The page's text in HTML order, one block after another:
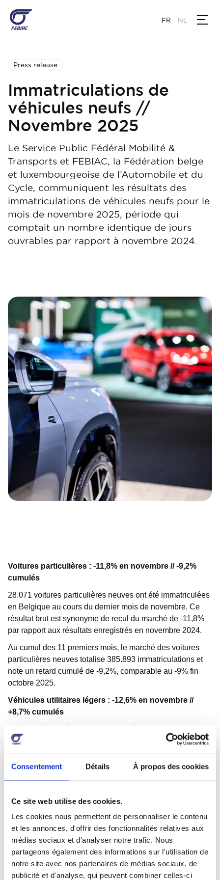
Consentement Détails À propos des cookies
Ce site web utilise des cookies.
Les cookies nous permettent de personnaliser le contenu
et les annonces, d'offrir des fonctionnalités relatives aux
médias sociaux et d'analyser notre trafic. Nous
partageons également des informations sur l'utilisation de
notre site avec nos partenaires de médias sociaux, de
publicité et d'analyse, qui peuvent combiner celles-ci
contenu
principal
FR NL
Press release
Immatriculations de
véhicules neufs //
Novembre 2025
Le Service Public Fédéral Mobilité &
Transports et FEBIAC, la Fédération belge
et luxembourgeoise de l’Automobile et du
Cycle, communiquent les résultats des
immatriculations de véhicules neufs pour le
mois de novembre 2025, période qui
comptait un nombre identique de jours
ouvrables par rapport à novembre 2024.
Voitures particulières : -11,8% en novembre // -9,2%
cumulés
28.071 voitures particulières neuves ont été immatriculées
en Belgique au cours du dernier mois de novembre. Ce
résultat brut est synonyme de recul du marché de -11,8%
par rapport aux résultats enregistrés en novembre 2024.
Au cumul des 11 premiers mois, le marché des voitures
particulières neuves totalise 385.893 immatriculations et
note un retard cumulé de -9,2%, comparable au -9% fin
octobre 2025.
Véhicules utilitaires légers : -12,6% en novembre //
+8,7% cumulés
novembre un recul de -12,6% de ses immatriculations
(-657 unités). Néanmoins, au cumul des 11 premiers mois,
ce marché continue d’afficher un résultat positif avec
Véhicules utilitaires lourds
<16 tonnes : -28% en novembre // -5,9% cumulés
>=16 tonnes : +2,6% en novembre // -4,8% cumulés
Les véhicules utilitaires lourds neufs de moins de 16
tonnes notent un net recul ce mois de novembre 2025, par
rapport à novembre 2024 : 82 immatriculations cette année